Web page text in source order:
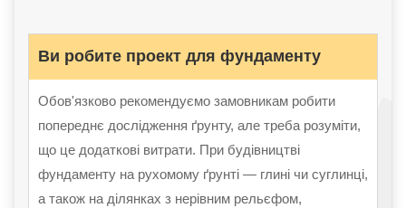
Ви робите проект для фундаменту
Обов'язково рекомендуємо замовникам робити
попереднє дослідження ґрунту, але треба розуміти,
що це додаткові витрати. При будівництві
фундаменту на рухомому ґрунті — глині ​​чи суглинці,
а також на ділянках з нерівним рельєфом,